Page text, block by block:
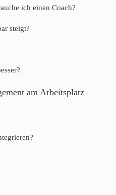
ich einen Coach?
steigt?
am Arbeitsplatz